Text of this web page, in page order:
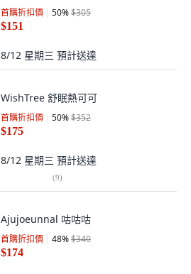
首購折扣價 50%$305
$151
8/12 星期三 預計送達
WishTree 舒眠熱可可
首購折扣價 50%$352
$175
8/12 星期三 預計送達
(9)
Ajujoeunnal 咕咕咕
首購折扣價 48%$340
$174